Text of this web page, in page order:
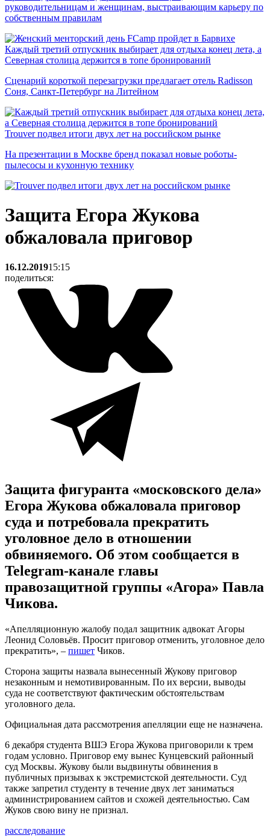
руководительницам и женщинам, выстраивающим карьеру по
собственным правилам
Каждый третий отпускник выбирает для отдыха конец лета, а
Северная столица держится в топе бронирований
Сценарий короткой перезагрузки предлагает отель Radisson
Соня, Санкт-Петербург на Литейном
Trouver подвел итоги двух лет на российском рынке
На презентации в Москве бренд показал новые роботы-
пылесосы и кухонную технику
Защита Егора Жукова
обжаловала приговор
16.12.201915:15
поделиться:
Защита фигуранта «московского дела»
Егора Жукова обжаловала приговор
суда и потребовала прекратить
уголовное дело в отношении
обвиняемого. Об этом сообщается в
Telegram-канале главы
правозащитной группы «Агора» Павла
Чикова.
«Апелляционную жалобу подал защитник адвокат Агоры
Леонид Соловьёв. Просит приговор отменить, уголовное дело
прекратить», – пишет Чиков.
Сторона защиты назвала вынесенный Жукову приговор
незаконным и немотивированным. По их версии, выводы
суда не соответствуют фактическим обстоятельствам
уголовного дела.
Официальная дата рассмотрения апелляции еще не назначена.
6 декабря студента ВШЭ Егора Жукова приговорили к трем
годам условно. Приговор ему вынес Кунцевский районный
суд Москвы. Жукову были выдвинуты обвинения в
публичных призывах к экстремистской деятельности. Суд
также запретил студенту в течение двух лет заниматься
администрированием сайтов и схожей деятельностью. Сам
Жуков свою вину не признал.
расследование